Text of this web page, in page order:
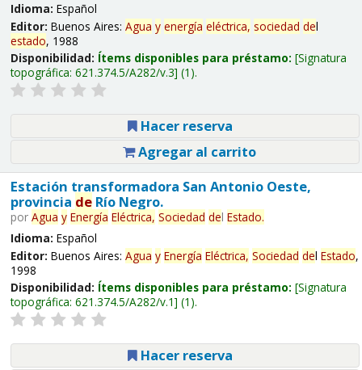
Idioma: Español
Editor: Buenos Aires: Agua y energía eléctrica, sociedad del
estado, 1988
Disponibilidad: Ítems disponibles para préstamo: Signatura
topográfica: 621.374.5/A282/v.3 (1).
Hacer reserva
Agregar al carrito
Estación transformadora San Antonio Oeste,
provincia deRío Negro.
por Agua y Energía Eléctrica, Sociedad del Estado.
Idioma: Español
Editor: Buenos Aires: Agua y Energía Eléctrica, Sociedad del Estado,
1998
Disponibilidad: Ítems disponibles para préstamo: Signatura
topográfica: 621.374.5/A282/v.1 (1).
Hacer reserva